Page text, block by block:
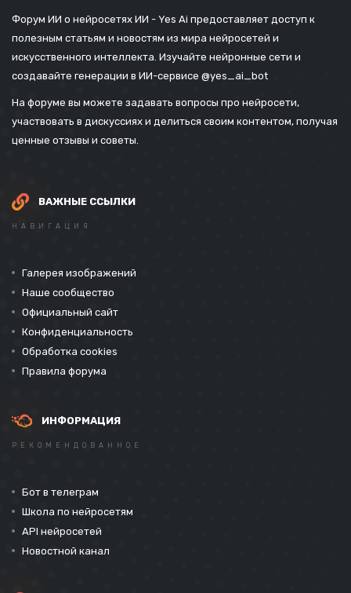
Форум ИИ о нейросетях ИИ - Yes Ai предоставляет доступ к
полезным статьям и новостям из мира нейросетей и
искусственного интеллекта. Изучайте нейронные сети и
создавайте генерации в ИИ-сервисе @yes_ai_bot
На форуме вы можете задавать вопросы про нейросети,
участвовать в дискуссиях и делиться своим контентом, получая
ценные отзывы и советы.
ВАЖНЫЕ ССЫЛКИ
НАВИГАЦИЯ
Галерея изображений
Наше сообщество
Официальный сайт
Конфиденциальность
Обработка cookies
Правила форума
ИНФОРМАЦИЯ
РЕКОМЕНДОВАННОЕ
Бот в телеграм
Школа по нейросетям
API нейросетей
Новостной канал